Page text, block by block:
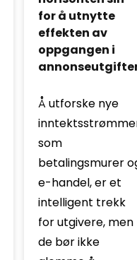
for å utnytte
effekten av
oppgangen i
Å utforske nye
som
betalingsmurer
e-handel, er et
intelligent trekk
for utgivere, men
de bør ikke